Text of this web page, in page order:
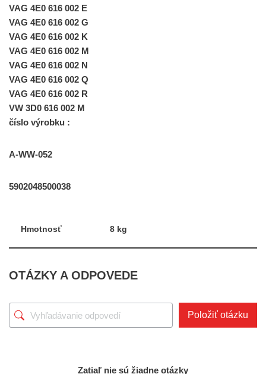
VAG 4E0 616 002 E
VAG 4E0 616 002 G
VAG 4E0 616 002 K
VAG 4E0 616 002 M
VAG 4E0 616 002 N
VAG 4E0 616 002 Q
VAG 4E0 616 002 R
VW 3D0 616 002 M
číslo výrobku :
A-WW-052
5902048500038
Hmotnosť 8 kg
OTÁZKY A ODPOVEDE
Položiť otázku
Zatiaľ nie sú žiadne otázky